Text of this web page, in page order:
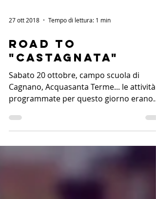
27 ott 2018 Tempo di lettura: 1 min
Road to
"castagnata"
Sabato 20 ottobre, campo scuola di
programmate per questo giorno erano
due: fare il nostro...